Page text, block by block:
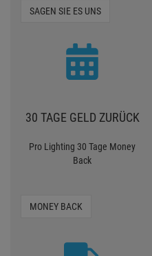
SAGEN SIE ES UNS
30 TAGE GELD ZURÜCK
Pro Lighting 30 Tage Money
Back
MONEY BACK